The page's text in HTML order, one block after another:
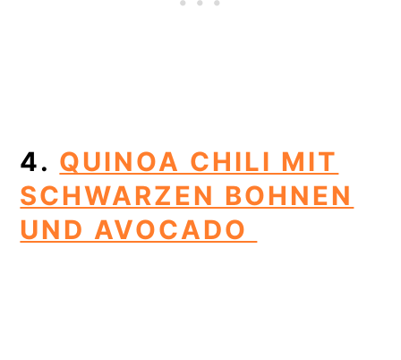
4. QUINOA CHILI MIT
SCHWARZEN BOHNEN
UND AVOCADO